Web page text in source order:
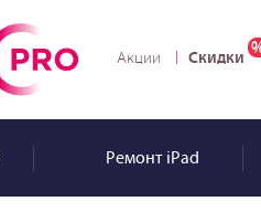
Акции Скидки
РемонтiPad